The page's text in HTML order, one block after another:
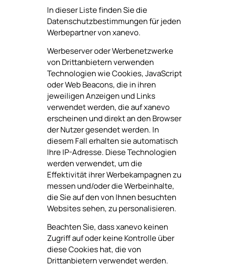
In dieser Liste finden Sie die
Datenschutzbestimmungen für jeden
Werbepartner von xanevo.
Werbeserver oder Werbenetzwerke
von Drittanbietern verwenden
Technologien wie Cookies, JavaScript
oder Web Beacons, die in ihren
jeweiligen Anzeigen und Links
verwendet werden, die auf xanevo
erscheinen und direkt an den Browser
der Nutzer gesendet werden. In
diesem Fall erhalten sie automatisch
Ihre IP-Adresse. Diese Technologien
werden verwendet, um die
Effektivität ihrer Werbekampagnen zu
messen und/oder die Werbeinhalte,
die Sie auf den von Ihnen besuchten
Websites sehen, zu personalisieren.
Beachten Sie, dass xanevo keinen
Zugriff auf oder keine Kontrolle über
diese Cookies hat, die von
Drittanbietern verwendet werden.